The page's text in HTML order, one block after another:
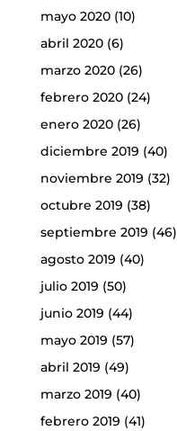
mayo 2020(10)
abril 2020(6)
marzo 2020(26)
febrero 2020(24)
enero 2020(26)
diciembre 2019 (40)
noviembre 2019 (32)
octubre 2019 (38)
septiembre 2019 (46)
agosto 2019 (40)
julio 2019 (50)
junio 2019 (44)
mayo 2019 (57)
abril 2019 (49)
marzo 2019 (40)
febrero 2019 (41)